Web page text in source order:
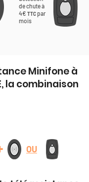
de chute à
4€ TTC par
mois
Minifone à
la combinaison
OU